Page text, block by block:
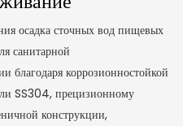
осадка сточных вод пищевых
санитарной
благодаря коррозионностойкой
SS304, прецизионному
конструкции,